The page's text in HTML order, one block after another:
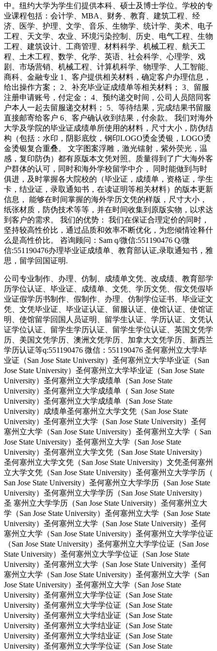
中。纽约大学为学生们提供本科、硕士及博士学位。学校的专
业课程包括：会计学、MBA、财务、教育、建筑工程、经
济、医学、护理、文学、音乐、生物学、统计学、美术、电子
工程、天文学、农业、环境污染控制、历史、电气工程、生物
工程、建筑设计、工商管理、材料科学、机械工程、航天工
程、土木工程、数学、化学、英语、社会科学、心理学、戏
剧、市场营销、机械工程、计算机科学、物理学、人工智能、
商科、金融专业 1、客户提供相关材料，确定客户办理信息，
给出操作方案； 2、补充毕业证成绩单等相关材料； 3、留服
注册申请账号，付定金； 4、预约递交时间，公司人员陪同客
户本人一起去留服递交材料； 5、等待结果，完成结果书留服
直接邮寄给客户 6、客户确认收到结果，付余款。 我们对海外
大学及学院的毕业证成绩单所使用的材料，尺寸大小，防伪结
构（包括：水印，阴影底纹，钢印LOGO烫金烫银，LOGO烫
金烫银复合重叠。 文字图案浮雕，激光镭射，紫外荧光，温
感，复印防伪）都有原版本文凭对照。质量得到了广大海外客
户群体的认可，同时和海外学校留学中介， 同时能做到与时
俱进，及时掌握各大院校的（毕业证，成绩单，资格证，学生
卡，结业证，录取通知书，在读证明等相关材料）的版本更新
信息， 能够在时间掌握的海外学历文凭的样版，尺寸大小，
纸张材质，防伪技术等等，并在时间收集到原版实物，以求达
到客户的需求。 我们的优势： 我们在保证合理定价的同时，
坚持较高性价比，通过品质和效率不断优化，为您倾情诠释什
么是高性价比。 咨询顾问：Sam q/微信:551190476 Q/微
信:551190476办理毕业证成绩单、教育部认证,录取通知书，雅
思，留学回国证明.
公司专业制作、办理、仿制、成绩单文凭、改成绩、教育部学
历学位认证、毕业证、成绩单、文凭、学历文凭、假文凭假毕
业证假学历书制作、假制作、办理、仿制学位证书、毕业证文
凭、文凭毕业证、毕业证认证、留服认证、使馆认证、使馆证
明、使馆留学回国人员证明、留学生认证、学历认证、文凭认
证学位认证、留学生学历认证、留学生学位认证、英国文凭学
历、美国文凭学历、澳洲文凭学历、加拿大文凭学历、新西兰
学历认证等q:551190476 微信：551190476 圣何塞州立大学毕
业证（San Jose State University）圣何塞州立大学毕业证（San
Jose State University）圣何塞州立大学毕业证（San Jose State
University）圣何塞州立大学成绩单（San Jose State
University）圣何塞州立大学成绩单（ San Jose State
University）圣何塞州立大学成绩单（San Jose State
University）成绩单圣何塞州立大学文凭（San Jose State
University）圣何塞州立大学（San Jose State University）圣何
塞州立大学（San Jose State University）圣何塞州立大学（ San
Jose State University）圣何塞州立大学（San Jose State
University）圣何塞州立大学文凭（San Jose State University）
圣何塞州立大学文凭（San Jose State University）文凭圣何塞州
立大学文凭（San Jose State University）圣何塞州立大学学历（
San Jose State University）圣何塞州立大学学历（San Jose State
University）圣何塞州立大学学历（San Jose State University）
圣 塞州立大学学历（San Jose State University）圣何塞州立大
学（San Jose State University）圣何塞州立大学（San Jose State
University）圣何塞州立大学（San Jose State University）圣何
塞州立大学（San Jose State University）圣何塞州立大学学位证
（San Jose State University）圣何塞州立大学学位证（San Jose
State University）圣何塞州立大学学位证（San Jose State
University）圣何塞州立大学（San Jose State University）圣何
塞州立大学（San Jose State University）圣何塞州立大学（San
Jose State University）圣何塞州立大学（San Jose State
University）圣何塞州立大学学位证（San Jose State
University）圣何塞州立大学学位证（San Jose State
University）圣何塞州立大学结业证（San Jose State
University）圣何塞州立大学结业证（San Jose State
University）圣何塞州立大学结业证（San Jose State
University）圣何塞州立大学学位证（San Jose State